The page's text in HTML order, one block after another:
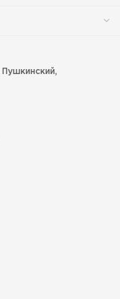
Пушкинский,